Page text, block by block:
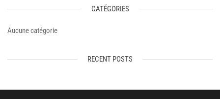
CATÉGORIES
Aucune catégorie
RECENT POSTS